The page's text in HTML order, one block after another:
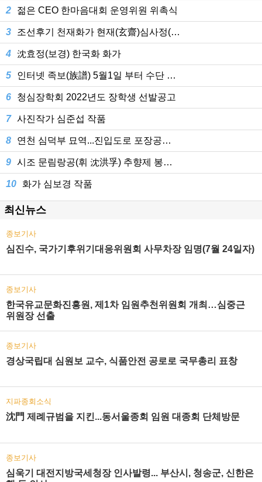
2 젊은 CEO 한마음대회 운영위원 위촉식
3 조선후기 천재화가 현재(玄齋)심사정(…
4 沈효정(보경) 한국화 화가
5 인터넷 족보(族譜) 5월1일 부터 수단 …
6 청심장학회 2022년도 장학생 선발공고
7 사진작가 심준섭 작품
8 연천 심덕부 묘역...진입도로 포장공…
9 시조 문림랑공(휘 沈洪孚) 추향제 봉…
10 화가 심보경 작품
최신뉴스
종보기사
심진수, 국가기후위기대응위원회 사무차장 임명(7월 24일자)
종보기사
한국유교문화진흥원, 제1차 임원추천위원회 개최…심중근
위원장 선출
종보기사
경상국립대 심원보 교수, 식품안전 공로로 국무총리 표창
지파종회소식
沈門 제례규범을 지킨...동서울종회 임원 대종회 단체방문
종보기사
심욱기 대전지방국세청장 인사발령... 부산시, 청송군, 신한은